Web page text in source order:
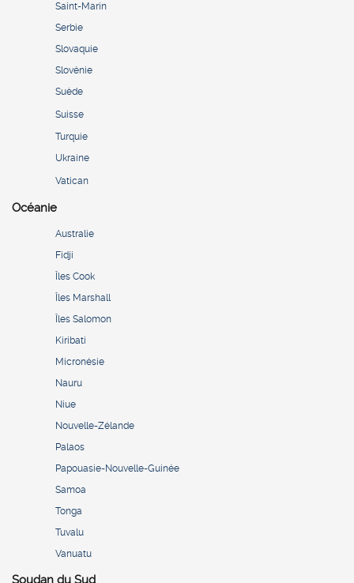
Saint-Marin
Serbie
Slovaquie
Slovénie
Suède
Suisse
Turquie
Ukraine
Vatican
Océanie
Australie
Fidji
Îles Cook
Îles Marshall
Îles Salomon
Kiribati
Micronésie
Nauru
Niue
Nouvelle-Zélande
Palaos
Papouasie-Nouvelle-Guinée
Samoa
Tonga
Tuvalu
Vanuatu
Soudan du Sud